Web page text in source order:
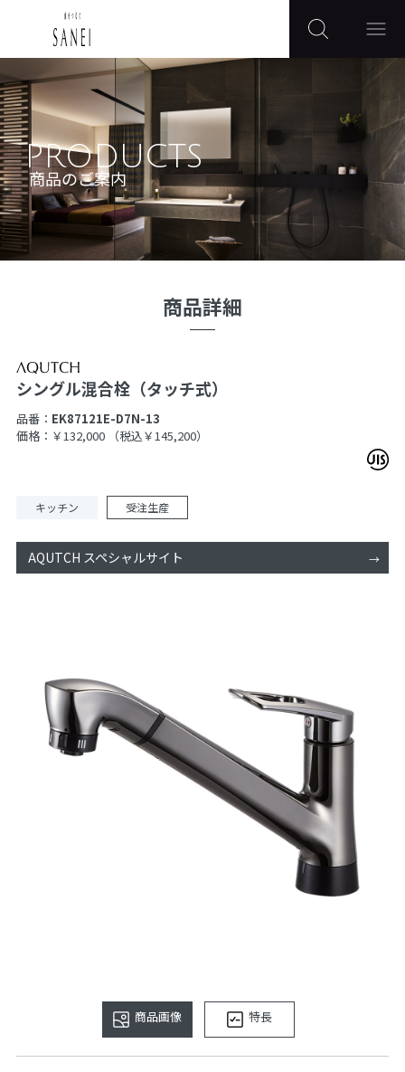
PRODUCTS
商品のご案内
商品詳細
シングル混合栓（タッチ式）
品番： EK87121E-D7N-13
価格：￥132,000
（税込￥145,200）
キッチン 受注生産
AQUTCH スペシャルサイト
商品画像 特長